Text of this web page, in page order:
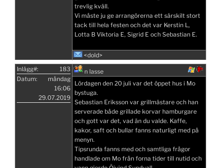
trevlig kväll.
Vi måste ju ge arrangörerna ett särskilt stort
tack till hela festen och det var Kerstin L,
Lotta B Viktoria E, Sigrid E och Sebastian E.
<dold>
Inlägg#:
183
Datum:
måndag
16:06
29.07.2019
n lasse
Lördagen den 20 juli var det öppet hus i Mo
bystuga.
Sebastian Eriksson var grillmästare och han
serverade både grillade korvar hamburgare
och gott var det, vad än du valde. Kaffe,
kakor, saft och bullar fanns naturligt med på
menyn.
Tipsrunda fanns med och samtliga frågor
handlade om Mo från forna tider till nutid och